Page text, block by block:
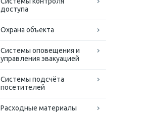
доступа
Охрана объекта
Системы оповещения и
управления эвакуацией
Системы подсчёта
посетителей
Расходные материалы